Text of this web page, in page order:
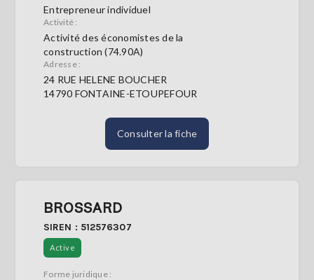
Entrepreneur individuel
Activité :
Activité des économistes de la
construction (74.90A)
Adresse :
24 RUE HELENE BOUCHER
14790 FONTAINE-ETOUPEFOUR
Consulter la fiche
BROSSARD
SIREN : 512576307
Active
Forme juridique :